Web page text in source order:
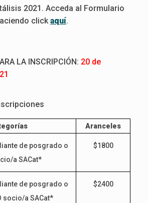
2021. Acceda al Formulario
clickaquí.
LA INSCRIPCIÓN: 20 de
Aranceles
de posgrado o
a SACat*
$1800
de posgrado o
socio/a SACat*
$2400